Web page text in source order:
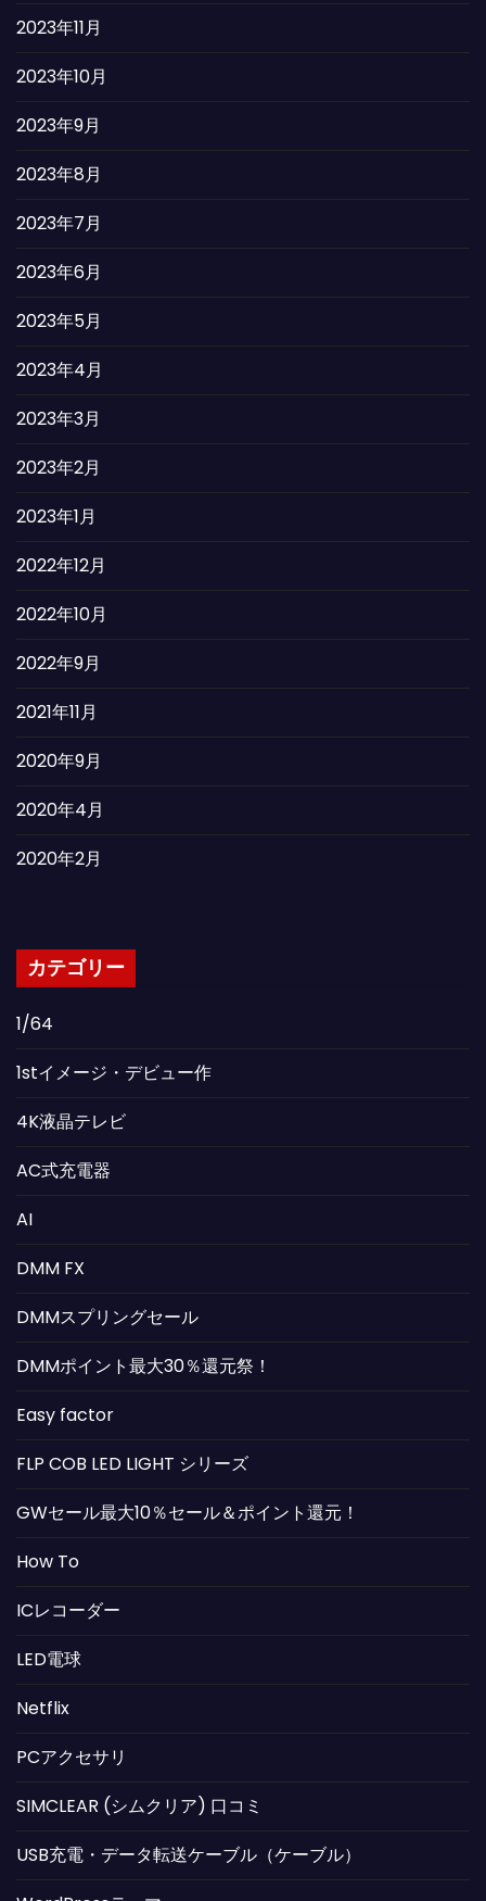
2023年11月
2023年10月
2023年9月
2023年8月
2023年7月
2023年6月
2023年5月
2023年4月
2023年3月
2023年2月
2023年1月
2022年12月
2022年10月
2022年9月
2021年11月
2020年9月
2020年4月
2020年2月
カテゴリー
1/64
1stイメージ・デビュー作
4K液晶テレビ
AC式充電器
AI
DMM FX
DMMスプリングセール
DMMポイント最大30％還元祭！
Easy factor
FLP COB LED LIGHT シリーズ
GWセール最大10％セール＆ポイント還元！
How To
ICレコーダー
LED電球
Netflix
PCアクセサリ
SIMCLEAR (シムクリア) 口コミ
USB充電・データ転送ケーブル（ケーブル）